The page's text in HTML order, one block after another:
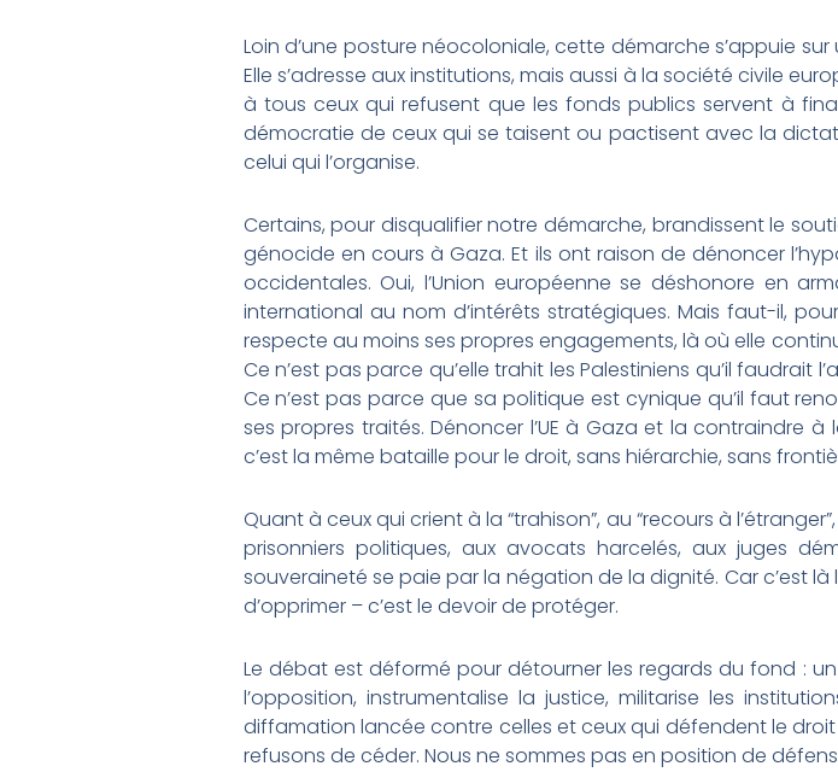
Loin d’une posture néocoloniale, cette démarche s’appuie
Elle s’adresse aux institutions, mais aussi à la société civile
à tous ceux qui refusent que les fonds publics servent à
démocratie de ceux qui se taisent ou pactisent avec la
celui qui l’organise.
Certains, pour disqualifier notre démarche, brandissent le
génocide en cours à Gaza. Et ils ont raison de dénoncer
occidentales. Oui, l’Union européenne se déshonore en
international au nom d’intérêts stratégiques. Mais faut-il,
respecte au moins ses propres engagements, là où elle
Ce n’est pas parce qu’elle trahit les Palestiniens qu’il faudrait
Ce n’est pas parce que sa politique est cynique qu’il faut
ses propres traités. Dénoncer l’UE à Gaza et la contraindre
c’est la même bataille pour le droit, sans hiérarchie, sans
Quant à ceux qui crient à la “trahison”, au “recours à
prisonniers politiques, aux avocats harcelés, aux juges
souveraineté se paie par la négation de la dignité. Car c’est
d’opprimer – c’est le devoir de protéger.
Le débat est déformé pour détourner les regards du fond :
l’opposition, instrumentalise la justice, militarise les
diffamation lancée contre celles et ceux qui défendent le droit
refusons de céder. Nous ne sommes pas en position de